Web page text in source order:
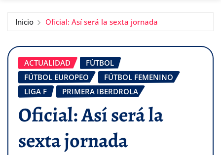
Inicio Oficial: Así será la sexta jornada
ACTUALIDAD
FÚTBOL
FÚTBOL EUROPEO
FÚTBOL FEMENINO
LIGA F
PRIMERA IBERDROLA
Oficial: Así será la
sexta jornada